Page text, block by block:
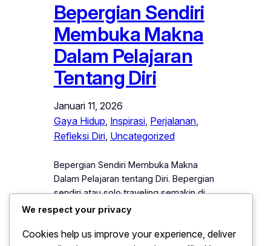
Bepergian Sendiri
Membuka Makna
Dalam Pelajaran
Tentang Diri
Januari 11, 2026
Gaya Hidup, Inspirasi, Perjalanan
Refleksi Diri, Uncategorized
Bepergian Sendiri Membuka Makna
Dalam Pelajaran tentang Diri. Bepergian
sendiri atau solo traveling semakin di
minati oleh berbagai kalangan, terutama
makna hidup dan mengenal diri secara
We respect your privacy
Cookies help us improve your experience, deliver